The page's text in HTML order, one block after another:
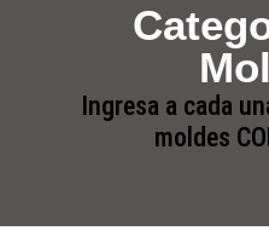
Ingresa a cada
moldes